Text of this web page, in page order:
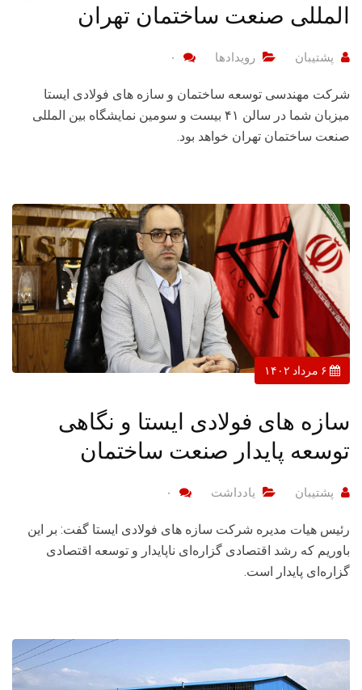
المللی صنعت ساختمان تهران
پشتیبان رویدادها ۰
شرکت مهندسی توسعه ساختمان و سازه های فولادی ایستا
میزبان شما در سالن ۴۱ بیست و سومین نمایشگاه بین المللی
صنعت ساختمان تهران خواهد بود.
سازه های فولادی ایستا و نگاهی
توسعه پایدار صنعت ساختمان
پشتیبان یادداشت ۰
رئیس هیات مدیره شرکت سازه های فولادی ایستا گفت: بر این
باوریم که رشد اقتصادی گزاره‌ای ناپایدار و توسعه اقتصادی
گزاره‌ای پایدار است.